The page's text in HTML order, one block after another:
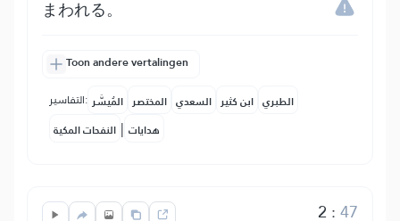
まわれる。
Toon andere vertalingen
التفاسير: المُيسَّر المختصر السعدي ابن كثير الطبري
النفحات المكية | هدايات
2 :47